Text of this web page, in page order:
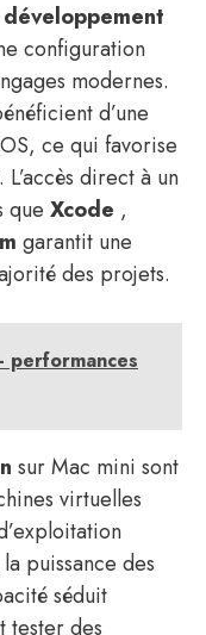
configuration
modernes.
d’une
ce qui favorise
direct à un
que Xcode ,
garantit une
des projets.
performances
sur Mac mini sont
virtuelles
puissance des
séduit
tester des